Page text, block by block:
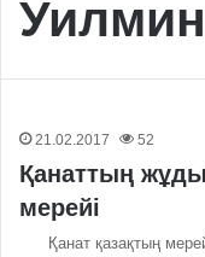
21.02.2017 52
Қанаттың
мерейі
Қанат қазақтың